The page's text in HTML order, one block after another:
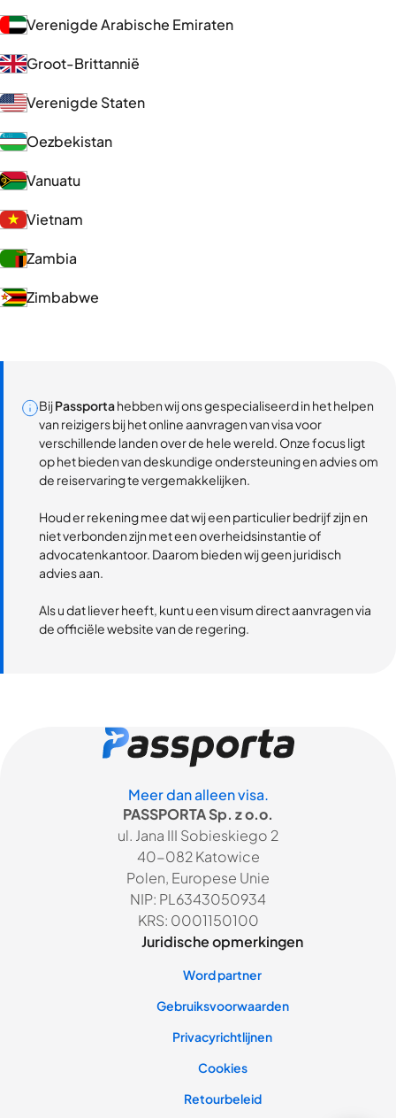
Verenigde Arabische Emiraten
Groot-Brittannië
Verenigde Staten
Oezbekistan
Vanuatu
Vietnam
Zambia
Zimbabwe
BijPassportahebben wij ons gespecialiseerd in het helpen
van reizigers bij het online aanvragen van visa voor
verschillende landen over de hele wereld. Onze focus ligt
op het bieden van deskundige ondersteuning en advies om
de reiservaring te vergemakkelijken.
Houd er rekening mee dat wij een particulier bedrijf zijn en
niet verbonden zijn met een overheidsinstantie of
advocatenkantoor. Daarom bieden wij geen juridisch
advies aan.
Als u dat liever heeft, kunt u een visum direct aanvragen via
de officiële website van de regering.
Meer dan alleen visa.
PASSPORTA Sp. z o.o.
ul. Jana III Sobieskiego 2
40-082 Katowice
Polen, Europese Unie
NIP: PL6343050934
KRS: 0001150100
Juridische opmerkingen
Word partner
Gebruiksvoorwaarden
Privacyrichtlijnen
Cookies
Retourbeleid